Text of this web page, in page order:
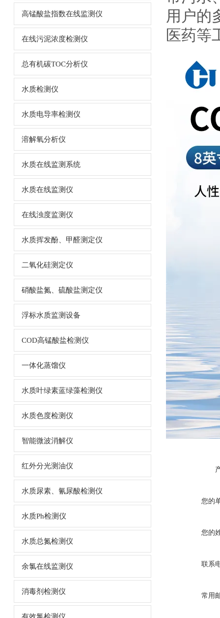
高锰酸盐指数在线监测仪
在线污泥浓度检测仪
总有机碳TOC分析仪
水质检测仪
水质电导率检测仪
溶解氧分析仪
水质在线监测系统
水质在线监测仪
在线浊度监测仪
水质挥发酚、甲醛测定仪
二氧化硅测定仪
硝酸盐氮、硫酸盐测定仪
浮标水质监测设备
COD高锰酸盐检测仪
一体化蒸馏仪
水质叶绿素蓝绿藻检测仪
水质色度检测仪
智能微波消解仪
红外分光测油仪
水质尿素、氰尿酸检测仪
水质Ph检测仪
水质总氮检测仪
余氯在线监测仪
消毒剂检测仪
用户的
医药等
您的
您的
联系
常用